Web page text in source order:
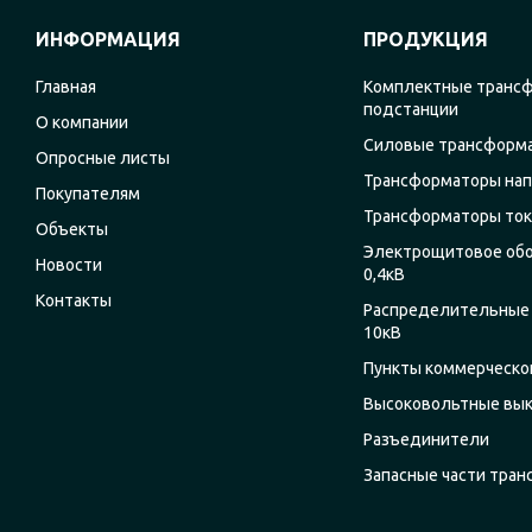
ИНФОРМАЦИЯ
Главная
О компании
Опросные листы
Покупателям
Объекты
Новости
Контакты
ПРОДУКЦИЯ
Комплектные
подстанции
Силовые
Трансформаторы
Трансформаторы
Электрощитовое
0,4кВ
Распределительные
10кВ
Пункты
Высоковольтные
Разъединители
Запасные части